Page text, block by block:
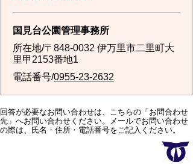
国見台公園管理事務所
所在地/〒848-0032 伊万里市二里町大
里甲2153番地1
電話番号/0955-23-2632
回答が必要なお問い合わせは、こちらの「お問合わせ
先」へお問い合わせください。メールでお問い合わせ
の際は、氏名・住所・電話番号をご記入ください。